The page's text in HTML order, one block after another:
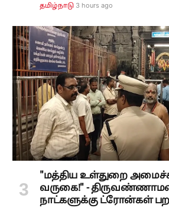
தமிழ்நாடு 3 hours ago
"மத்திய உள்துறை
வருகை!" -
நாட்களுக்கு ட்ரோன்கள்